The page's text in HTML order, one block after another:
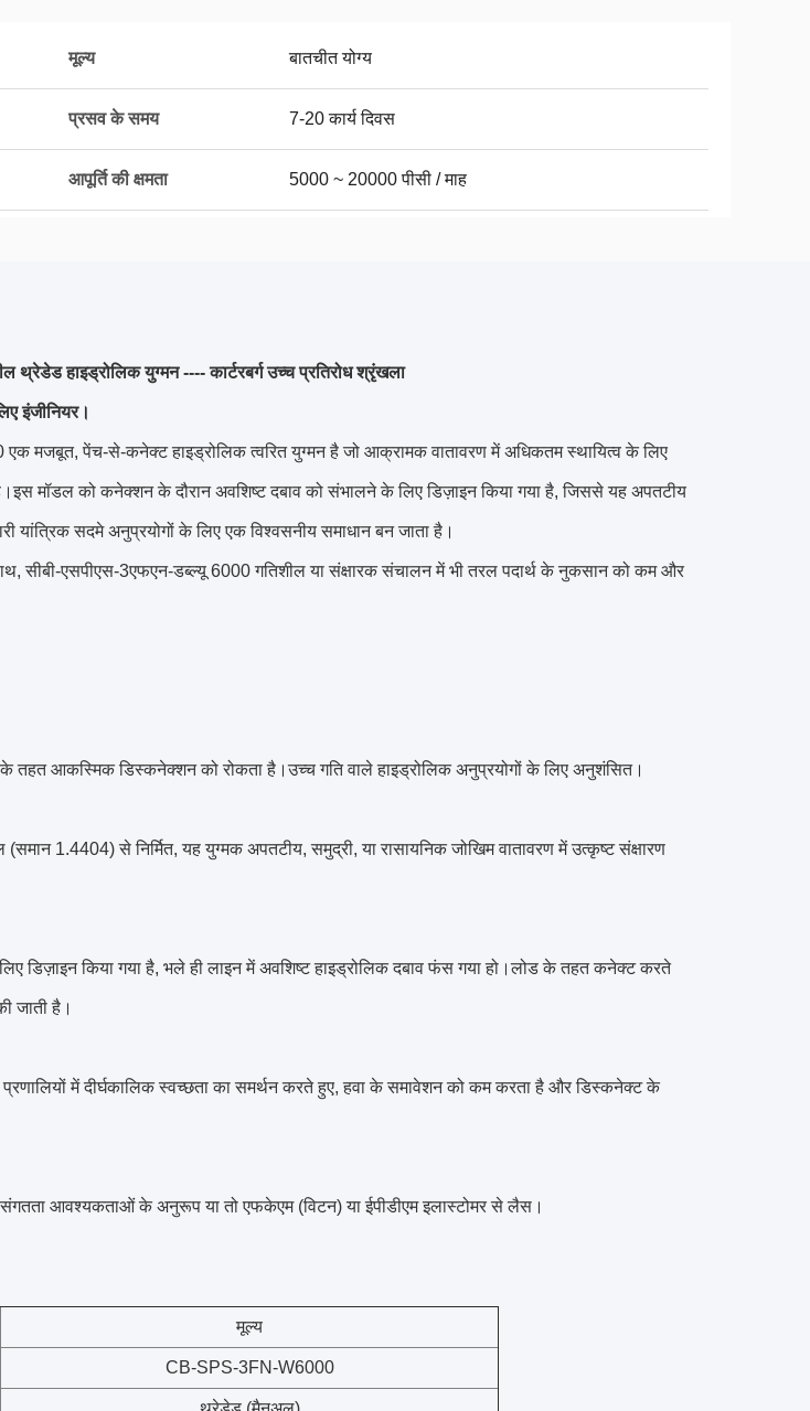
मूल्य बातचीत योग्य
प्रसव के समय 7-20 कार्य दिवस
आपूर्ति की क्षमता 5000 ~ 20000 पीसी / माह
हाइड्रोलिक युग्मन ---- कार्टरबर्ग उच्च प्रतिरोध श्रृंखला
इंजीनियर।
एक मजबूत, पेंच-से-कनेक्ट हाइड्रोलिक त्वरित युग्मन है जो आक्रामक वातावरण में अधिकतम स्थायित्व के लिए
इस मॉडल को कनेक्शन के दौरान अवशिष्ट दबाव को संभालने के लिए डिज़ाइन किया गया है, जिससे यह अपतटीय
यांत्रिक सदमे अनुप्रयोगों के लिए एक विश्वसनीय समाधान बन जाता है।
एसपीएस-3एफएन-डब्ल्यू 6000 गतिशील या संक्षारक संचालन में भी तरल पदार्थ के नुकसान को कम और
के तहत आकस्मिक डिस्कनेक्शन को रोकता है।उच्च गति वाले हाइड्रोलिक अनुप्रयोगों के लिए अनुशंसित।
1.4404) से निर्मित, यह युग्मक अपतटीय, समुद्री, या रासायनिक जोखिम वातावरण में उत्कृष्ट संक्षारण
किया गया है, भले ही लाइन में अवशिष्ट हाइड्रोलिक दबाव फंस गया हो।लोड के तहत कनेक्ट करते
जाती है।
में दीर्घकालिक स्वच्छता का समर्थन करते हुए, हवा के समावेशन को कम करता है और डिस्कनेक्ट के
संगतता आवश्यकताओं के अनुरूप या तो एफकेएम (विटन) या ईपीडीएम इलास्टोमर से लैस।
मूल्य
CB-SPS-3FN-W6000